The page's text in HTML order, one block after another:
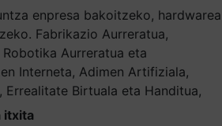
enpresa bakoitzeko, hardwarea
Fabrikazio Aurreratua,
Aurreratua eta
Interneta, Adimen Artifiziala,
Birtuala eta Handitua,
itxita